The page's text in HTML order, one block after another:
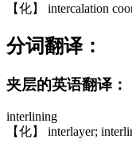
【化】 intercalation
分词翻译：
夹层的英语翻译：
interlining
【化】 interlayer;